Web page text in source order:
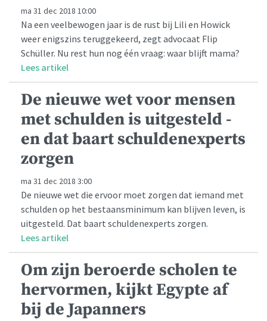
ma 31 dec 2018 10:00
Na een veelbewogen jaar is de rust bij Lili en Howick
weer enigszins teruggekeerd, zegt advocaat Flip
Schüller. Nu rest hun nog één vraag: waar blijft mama?
Lees artikel
De nieuwe wet voor mensen
met schulden is uitgesteld -
en dat baart schuldenexperts
zorgen
ma 31 dec 2018 3:00
De nieuwe wet die ervoor moet zorgen dat iemand met
schulden op het bestaansminimum kan blijven leven, is
uitgesteld. Dat baart schuldenexperts zorgen.
Lees artikel
Om zijn beroerde scholen te
hervormen, kijkt Egypte af
bij de Japanners